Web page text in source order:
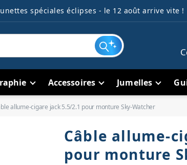
spéciales éclipses - le 12 août arrive vite !
Accessoires Jumelles
allume-cigare jack 5.5/2.1 pour monture Sky-Watcher
Câble allume-
pour monture